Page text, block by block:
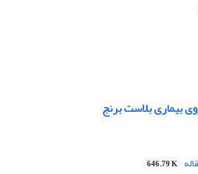
بیماری بلاست برنج
646.79 K